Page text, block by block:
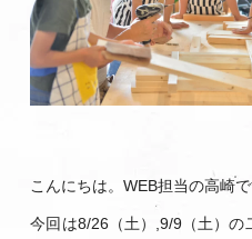
こんにちは。WEB担当の高崎で
今回は8/26（土）,9/9（土）の